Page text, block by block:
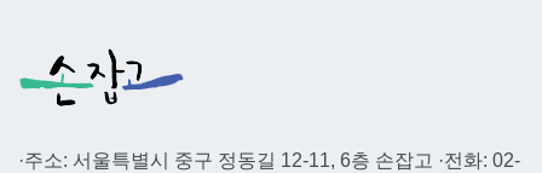
·주소: 서울특별시 중구 정동길 12-11, 6층 손잡고 ·전화: 02-